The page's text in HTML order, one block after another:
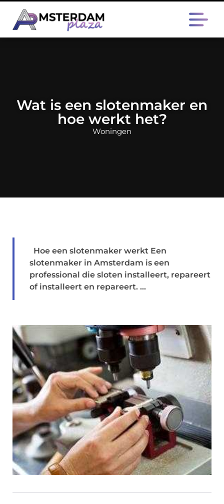
Wat is een slotenmaker en
hoe werkt het?
Woningen
Hoe een slotenmaker werkt Een
slotenmaker in Amsterdam is een
professional die sloten installeert, repareert
of installeert en repareert. ...